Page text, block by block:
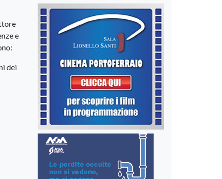
e
dei